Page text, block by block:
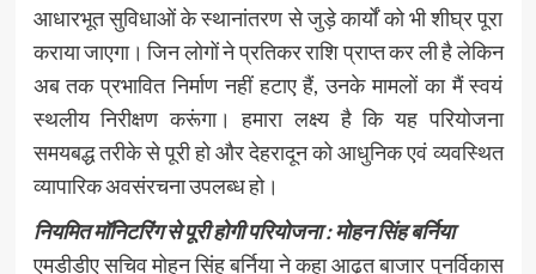
आधारभूत सुविधाओं के स्थानांतरण से जुड़े कार्यों को भी शीघ्र पूरा
कराया जाएगा। जिन लोगों ने प्रतिकर राशि प्राप्त कर ली है लेकिन
अब तक प्रभावित निर्माण नहीं हटाए हैं, उनके मामलों का मैं स्वयं
स्थलीय निरीक्षण करूंगा। हमारा लक्ष्य है कि यह परियोजना
समयबद्ध तरीके से पूरी हो और देहरादून को आधुनिक एवं व्यवस्थित
व्यापारिक अवसंरचना उपलब्ध हो।
नियमित मॉनिटरिंग से पूरी होगी परियोजना : मोहन सिंह बर्निया
एमडीडीए सचिव मोहन सिंह बर्निया ने कहा आढ़त बाजार पुनर्विकास